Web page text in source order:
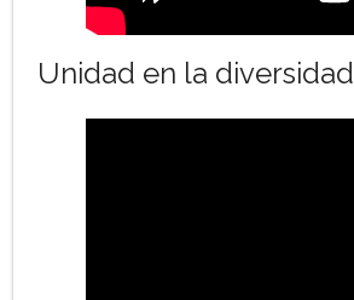
Unidad en la diversidad